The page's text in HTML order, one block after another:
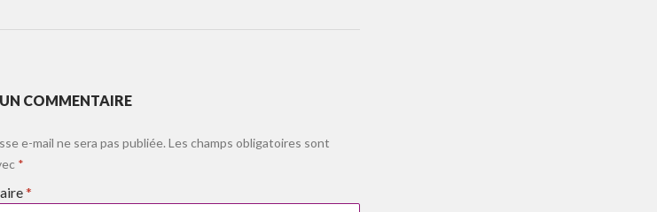
COMMENTAIRE
e-mail ne sera pas publiée. Les champs obligatoires sont
*
*